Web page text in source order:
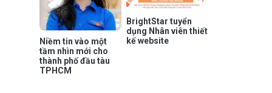
Niềm tin vào một
tầm nhìn mới cho
thành phố đầu tàu
TPHCM
BrightStar tuyển
dụng Nhân viên thiết
kế website